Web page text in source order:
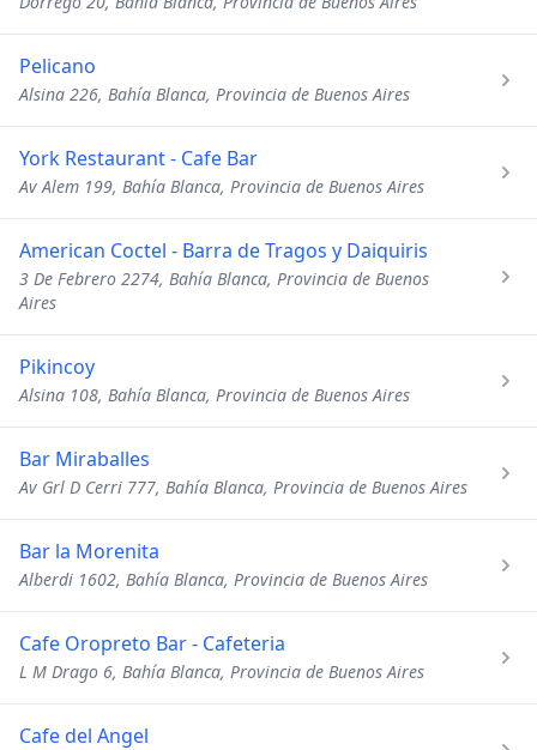
Pelicano
Alsina 226, Bahía Blanca, Provincia de Buenos Aires
York Restaurant - Cafe Bar
Av Alem 199, Bahía Blanca, Provincia de Buenos Aires
American Coctel - Barra de Tragos y Daiquiris
3 De Febrero 2274, Bahía Blanca, Provincia de Buenos
Aires
Pikincoy
Alsina 108, Bahía Blanca, Provincia de Buenos Aires
Bar Miraballes
Av Grl D Cerri 777, Bahía Blanca, Provincia de Buenos Aires
Bar la Morenita
Alberdi 1602, Bahía Blanca, Provincia de Buenos Aires
Cafe Oropreto Bar - Cafeteria
L M Drago 6, Bahía Blanca, Provincia de Buenos Aires
Cafe del Angel